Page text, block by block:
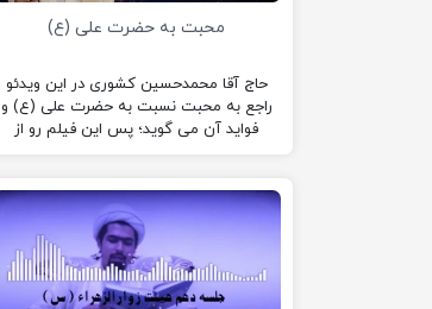
محبت به حضرت علی (ع)
حاج آقا محمدحسین کشوری در این ویدئو
راجع به محبت نسبت به حضرت علی (ع) و
فواید آن می گوید؛ پس این فیلم رو از